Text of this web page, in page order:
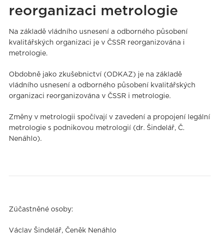
reorganizaci metrologie
Na základě vládního usnesení a odborného působení
kvalitářských organizaci je v ČSSR reorganizována i
metrologie.
Obdobně jako zkušebnictví (ODKAZ) je na základě
vládního usnesení a odborného působení kvalitářských
organizaci reorganizována v ČSSR i metrologie.
Změny v metrologii spočívají v zavedení a propojení legální
metrologie s podnikovou metrologií (dr. Šindelář, Č.
Nenáhlo).
Zúčastněné osoby:
Václav Šindelář, Čeněk Nenáhlo